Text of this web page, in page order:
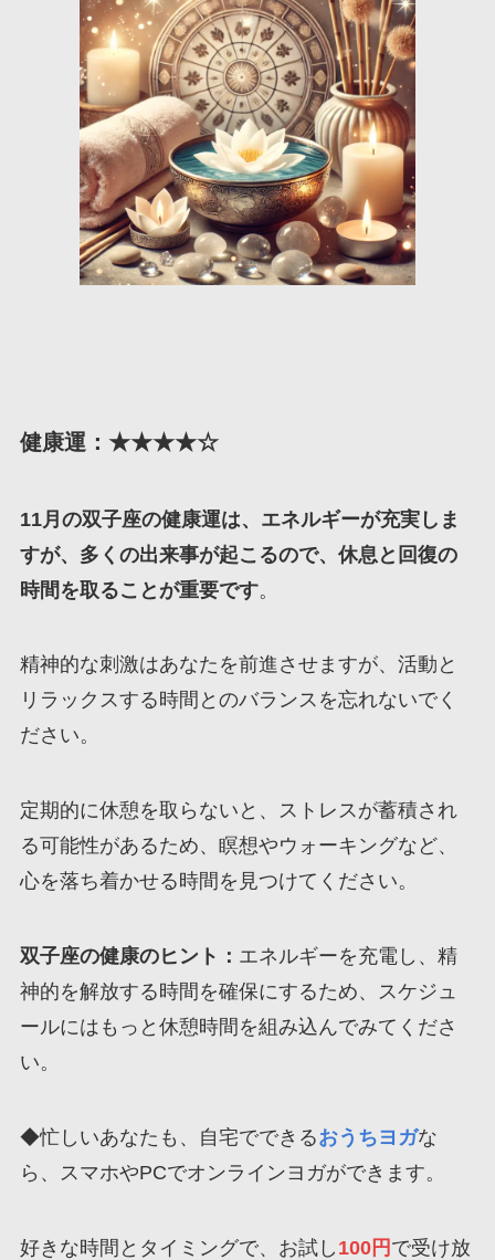
健康運：★★★★☆
11月の双子座の健康運は、エネルギーが充実しま
すが、多くの出来事が起こるので、休息と回復の
時間を取ることが重要です。
精神的な刺激はあなたを前進させますが、活動と
リラックスする時間とのバランスを忘れないでく
ださい。
定期的に休憩を取らないと、ストレスが蓄積され
る可能性があるため、瞑想やウォーキングなど、
心を落ち着かせる時間を見つけてください。
双子座の健康のヒント： エネルギーを充電し、精
神的を解放する時間を確保にするため、スケジュ
ールにはもっと休憩時間を組み込んでみてくださ
い。
◆忙しいあなたも、自宅でできるおうちヨガな
ら、スマホやPCでオンラインヨガができます。
好きな時間とタイミングで、お試し 100円 で受け放